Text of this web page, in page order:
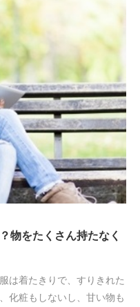
物をたくさん持たなく
は着たきりで、すりきれた
化粧もしないし、甘い物も